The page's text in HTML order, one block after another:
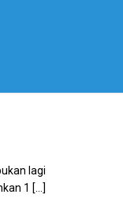
lagi
1 […]